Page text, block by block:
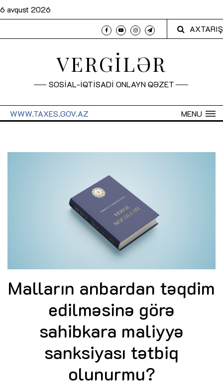
6 avqust 2026
AXTARIŞ
VERGİLƏR
SOSİAL-İQTİSADİ ONLAYN QƏZET
MENU
WWW.TAXES.GOV.AZ
Malların anbardan təqdim
edilməsinə görə
sahibkara maliyyə
sanksiyası tətbiq
olunurmu?